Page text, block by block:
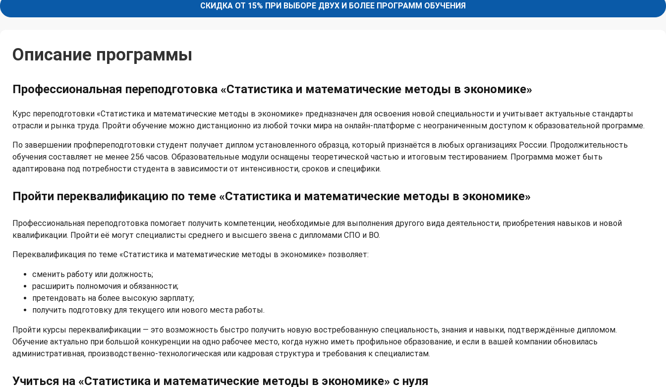
СКИДКА ОТ 15% ПРИ ВЫБОРЕ ДВУХ И БОЛЕЕ ПРОГРАММ ОБУЧЕНИЯ
Описание программы
Профессиональная переподготовка «Статистика и математические методы в экономике»
Курс переподготовки «Статистика и математические методы в экономике» предназначен для освоения новой специальности и учитывает актуальные стандарты
отрасли и рынка труда. Пройти обучение можно дистанционно из любой точки мира на онлайн-платформе с неограниченным доступом к образовательной программе.
По завершении профпереподготовки студент получает диплом установленного образца, который признаётся в любых организациях России. Продолжительность
обучения составляет не менее 256 часов. Образовательные модули оснащены теоретической частью и итоговым тестированием. Программа может быть
адаптирована под потребности студента в зависимости от интенсивности, сроков и специфики.
Пройти переквалификацию по теме «Статистика и математические методы в экономике»
Профессиональная переподготовка помогает получить компетенции, необходимые для выполнения другого вида деятельности, приобретения навыков и новой
квалификации. Пройти её могут специалисты среднего и высшего звена с дипломами СПО и ВО.
Переквалификация по теме «Статистика и математические методы в экономике» позволяет:
сменить работу или должность;
расширить полномочия и обязанности;
претендовать на более высокую зарплату;
получить подготовку для текущего или нового места работы.
Пройти курсы переквалификации — это возможность быстро получить новую востребованную специальность, знания и навыки, подтверждённые дипломом.
Обучение актуально при большой конкуренции на одно рабочее место, когда нужно иметь профильное образование, и если в вашей компании обновилась
административная, производственно-технологическая или кадровая структура и требования к специалистам.
Учиться на «Статистика и математические методы в экономике» с нуля